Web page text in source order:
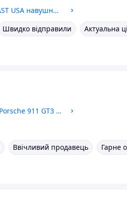
Шолом військовий FAST USA навушники шолом Fast tor з навушниками Walkers військова каска для ЗСУ Тактична каска
Швидко відправили Актуальна
Конструктор Technic Porsche 911 GT3 RS Порше 911 помаранчевий спорткар машина автомобіль Порш
Ввічливий продавець Гарне